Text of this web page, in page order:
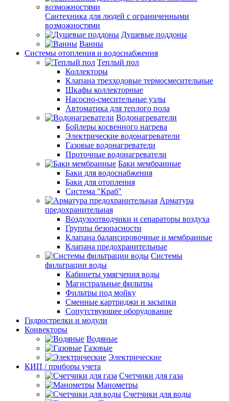
Сантехника для людей с ограниченными
возможностями
Душевые поддоны
Ванны
Системы отопления и водоснабжения
Теплый пол
Коллекторы
Клапана трехходовые термосмесительные
Шкафы коллекторные
Насосно-смесительные узлы
Автоматика для теплого пола
Водонагреватели
Бойлеры косвенного нагрева
Электрические водонагреватели
Газовые водонагреватели
Проточные водонагреватели
Баки мембранные
Баки для водоснабжения
Баки для отопления
Система "Краб"
Арматура
предохранительная
Воздухоотводчики и сепараторы воздуха
Группы безопасности
Клапана балансировочные и мембранные
Клапана предохранительные
Системы
фильтрации воды
Кабинеты умягчения воды
Магистральные фильтры
Фильтры под мойку
Сменные картриджи и засыпки
Сопутствующее оборудование
Гидрострелки и модули
Конвекторы
Водяные
Газовые
Электрические
КИП / приборы учета
Счетчики для газа
Манометры
Счетчики для воды